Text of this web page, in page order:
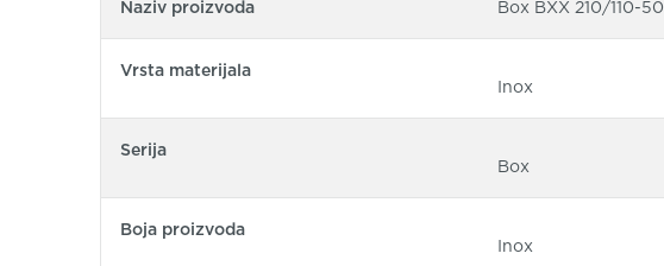
Naziv proizvoda Box BXX 210/110-50
Vrsta materijala
Inox
Serija
Box
Boja proizvoda
Inox